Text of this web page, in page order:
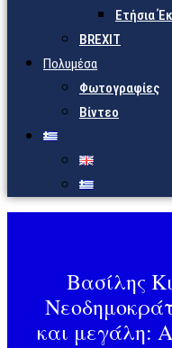
Ετήσια
BREXIT
Πολυμέσα
Φωτογραφίες
Βίντεο
Βασίλης
και μεγάλη: